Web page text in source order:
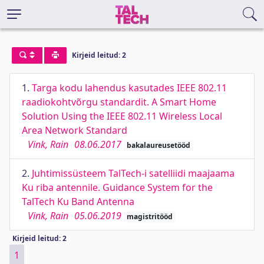
Kirjeid leitud: 2
1. Targa kodu lahendus kasutades IEEE 802.11
raadiokohtvõrgu standardit. A Smart Home
Solution Using the IEEE 802.11 Wireless Local
Area Network Standard
Vink, Rain 08.06.2017 bakalaureusetööd
2. Juhtimissüsteem TalTech-i satelliidi maajaama
Ku riba antennile. Guidance System for the
TalTech Ku Band Antenna
Vink, Rain 05.06.2019 magistritööd
Kirjeid leitud: 2
1